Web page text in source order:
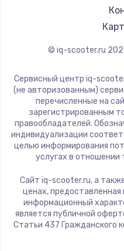
© iq-scooter.ru
Сервисный центр iq-
(не авторизованным)
перечисленные на
зарегистрированным
правообладателей.
индивидуализации
целью информирования
услугах в отношении
Сайт iq-scooter.ru, а
ценах,
информационный
является публичной
Статьи 437 Гражданского